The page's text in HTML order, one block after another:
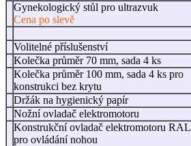
Gynekologický stůl pro ultrazvuk
Cena po slevě
Volitelné příslušenství
Kolečka průměr 70 mm, sada 4 ks
Kolečka průměr 100 mm, sada 4 ks pro
konstrukci bez krytu
Držák na hygienický papír
Nožní ovladač elektromotoru
Konstrukční ovladač elektromotoru RAL
pro ovládání nohou